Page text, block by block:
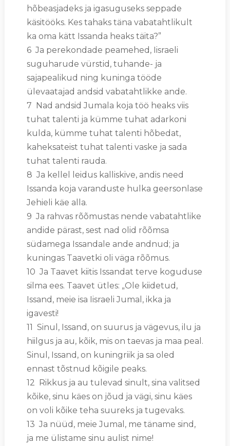
hõbeasjadeks ja igasuguseks seppade
käsitööks. Kes tahaks täna vabatahtlikult
ka oma kätt Issanda heaks täita?”
6 Ja perekondade peamehed, Iisraeli
suguharude vürstid, tuhande- ja
sajapealikud ning kuninga tööde
ülevaatajad andsid vabatahtlikke ande.
7 Nad andsid Jumala koja töö heaks viis
tuhat talenti ja kümme tuhat adarkoni
kulda, kümme tuhat talenti hõbedat,
kaheksateist tuhat talenti vaske ja sada
tuhat talenti rauda.
8 Ja kellel leidus kalliskive, andis need
Issanda koja varanduste hulka geersonlase
Jehieli käe alla.
9 Ja rahvas rõõmustas nende vabatahtlike
andide pärast, sest nad olid rõõmsa
südamega Issandale ande andnud; ja
kuningas Taavetki oli väga rõõmus.
10 Ja Taavet kiitis Issandat terve koguduse
silma ees. Taavet ütles: „Ole kiidetud,
Issand, meie isa Iisraeli Jumal, ikka ja
igavesti!
11 Sinul, Issand, on suurus ja vägevus, ilu ja
hiilgus ja au, kõik, mis on taevas ja maa peal.
Sinul, Issand, on kuningriik ja sa oled
ennast tõstnud kõigile peaks.
12 Rikkus ja au tulevad sinult, sina valitsed
kõike, sinu käes on jõud ja vägi, sinu käes
on voli kõike teha suureks ja tugevaks.
13 Ja nüüd, meie Jumal, me täname sind,
ja me ülistame sinu aulist nime!